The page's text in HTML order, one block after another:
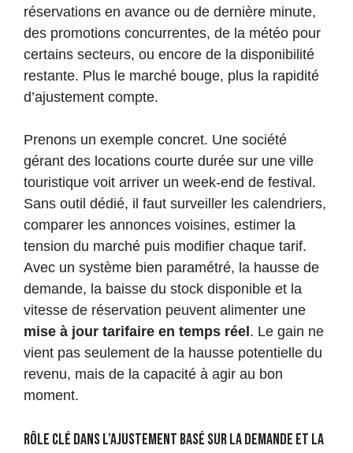
réservations en avance ou de dernière minute,
des promotions concurrentes, de la météo pour
certains secteurs, ou encore de la disponibilité
restante. Plus le marché bouge, plus la rapidité
d’ajustement compte.
Prenons un exemple concret. Une société
gérant des locations courte durée sur une ville
touristique voit arriver un week-end de festival.
Sans outil dédié, il faut surveiller les calendriers,
comparer les annonces voisines, estimer la
tension du marché puis modifier chaque tarif.
Avec un système bien paramétré, la hausse de
demande, la baisse du stock disponible et la
vitesse de réservation peuvent alimenter une
mise à jour tarifaire en temps réel. Le gain ne
vient pas seulement de la hausse potentielle du
revenu, mais de la capacité à agir au bon
moment.
Rôle clé dans l’ajustement basé sur la demande et la